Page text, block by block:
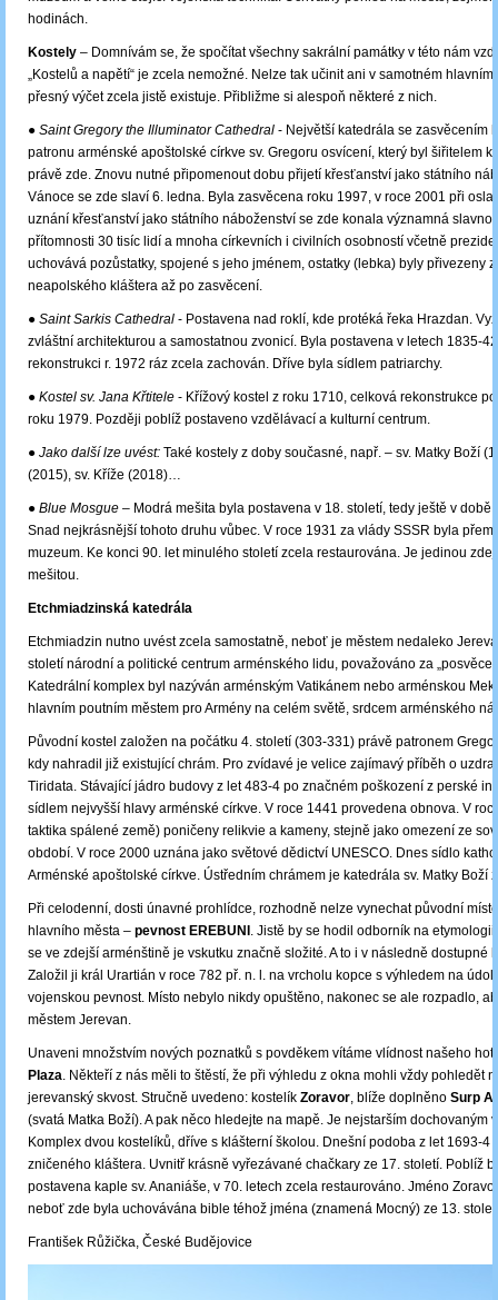
hodinách.
Kostely – Domnívám se, že spočítat všechny sakrální památky v této nám
„Kostelů a napětí“ je zcela nemožné. Nelze tak učinit ani v samotném hlavním
přesný výčet zcela jistě existuje. Přibližme si alespoň některé z nich.
● Saint Gregory the Illuminator Cathedral - Největší katedrála se zasvěcením
patronu arménské apoštolské církve sv. Gregoru osvícení, který byl šiřitelem
právě zde. Znovu nutné připomenout dobu přijetí křesťanství jako státního
Vánoce se zde slaví 6. ledna. Byla zasvěcena roku 1997, v roce 2001 při
uznání křesťanství jako státního náboženství se zde konala významná
přítomnosti 30 tisíc lidí a mnoha církevních i civilních osobností včetně
uchovává pozůstatky, spojené s jeho jménem, ostatky (lebka) byly přivezeny
neapolského kláštera až po zasvěcení.
● Saint Sarkis Cathedral - Postavena nad roklí, kde protéká řeka Hrazdan.
zvláštní architekturou a samostatnou zvonicí. Byla postavena v letech 1835-
rekonstrukci r. 1972 ráz zcela zachován. Dříve byla sídlem patriarchy.
● Kostel sv. Jana Křtitele - Křížový kostel z roku 1710, celková rekonstrukce
roku 1979. Později poblíž postaveno vzdělávací a kulturní centrum.
● Jako další lze uvést: Také kostely z doby současné, např. – sv. Matky Boží
(2015), sv. Kříže (2018)…
● Blue Mosgue – Modrá mešita byla postavena v 18. století, tedy ještě v době
Snad nejkrásnější tohoto druhu vůbec. V roce 1931 za vlády SSSR byla
muzeum. Ke konci 90. let minulého století zcela restaurována. Je jedinou
mešitou.
Etchmiadzinská katedrála
Etchmiadzin nutno uvést zcela samostatně, neboť je městem nedaleko
století národní a politické centrum arménského lidu, považováno za
Katedrální komplex byl nazýván arménským Vatikánem nebo arménskou
hlavním poutním městem pro Armény na celém světě, srdcem arménského
Původní kostel založen na počátku 4. století (303-331) právě patronem
kdy nahradil již existující chrám. Pro zvídavé je velice zajímavý příběh o
Tiridata. Stávající jádro budovy z let 483-4 po značném poškození z perské
sídlem nejvyšší hlavy arménské církve. V roce 1441 provedena obnova. V
taktika spálené země) poničeny relikvie a kameny, stejně jako omezení ze
období. V roce 2000 uznána jako světové dědictví UNESCO. Dnes sídlo
Arménské apoštolské církve. Ústředním chrámem je katedrála sv. Matky Boží
Při celodenní, dosti únavné prohlídce, rozhodně nelze vynechat původní
hlavního města ‒ pevnost EREBUNI . Jistě by se hodil odborník na
se ve zdejší arménštině je vskutku značně složité. A to i v následně dostupné
Založil ji král Urartián v roce 782 př. n. l. na vrcholu kopce s výhledem na
vojenskou pevnost. Místo nebylo nikdy opuštěno, nakonec se ale rozpadlo,
městem Jerevan.
Unaveni množstvím nových poznatků s povděkem vítáme vlídnost našeho
Plaza. Někteří z nás měli to štěstí, že při výhledu z okna mohli vždy pohledět
jerevanský skvost. Stručně uvedeno: kostelík Zoravor, blíže doplněno Surp
(svatá Matka Boží). A pak něco hledejte na mapě. Je nejstarším dochovaným
Komplex dvou kostelíků, dříve s klášterní školou. Dnešní podoba z let 1693-4
zničeného kláštera. Uvnitř krásně vyřezávané chačkary ze 17. století. Poblíž
postavena kaple sv. Ananiáše, v 70. letech zcela restaurováno. Jméno
neboť zde byla uchovávána bible téhož jména (znamená Mocný) ze 13.
František Růžička, České Budějovice